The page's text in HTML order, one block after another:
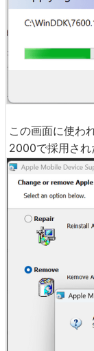
この画面に使わ
2000で採用され